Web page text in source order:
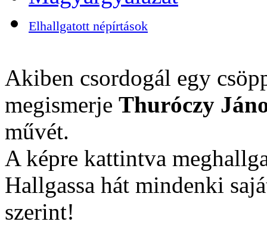
Elhallgatott népírtások
Akiben csordogál egy
megismerje Thuróczy
művét.
A képre kattintva
Hallgassa hát mindenki
szerint!